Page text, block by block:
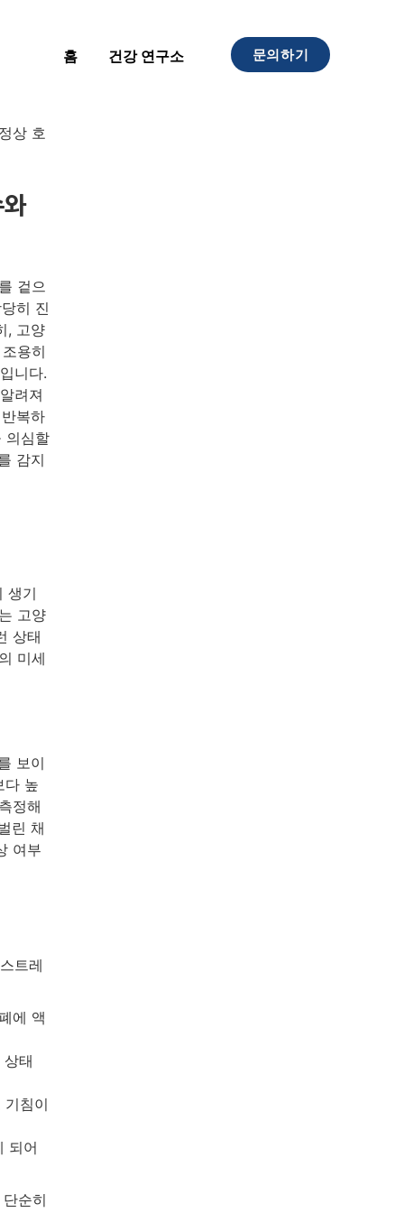
홈 건강 연구소 문의하기
상 호
와
겉으
히 진
, 고양
용히
니다.
려져
복하
의심할
감지
생기
고양
상태
미세
보이
다 높
정해
린 채
여부
트레
에 액
태
침이
되어
순히